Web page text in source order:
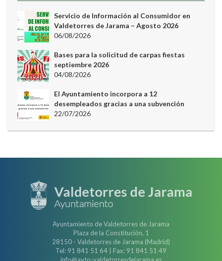
Servicio de Información al Consumidor en
Valdetorres de Jarama – Agosto 2026
06/08/2026
Bases para la solicitud de carpas fiestas
septiembre 2026
04/08/2026
El Ayuntamiento incorpora a 12
desempleados gracias a una subvención
22/07/2026
Ayuntamiento de Valdetorres de Jarama
Plaza de la Constitución, 1
28150 - Valdetorres de Jarama (Madrid)
Tel: 91 841 51 64 | Fax: 91 841 51 49